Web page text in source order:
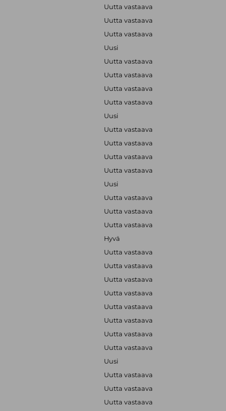
Uutta vastaava
Uutta vastaava
Uutta vastaava
Uusi
Uutta vastaava
Uutta vastaava
Uutta vastaava
Uutta vastaava
Uusi
Uutta vastaava
Uutta vastaava
Uutta vastaava
Uutta vastaava
Uusi
Uutta vastaava
Uutta vastaava
Uutta vastaava
Hyvä
Uutta vastaava
Uutta vastaava
Uutta vastaava
Uutta vastaava
Uutta vastaava
Uutta vastaava
Uutta vastaava
Uutta vastaava
Uusi
Uutta vastaava
Uutta vastaava
Uutta vastaava